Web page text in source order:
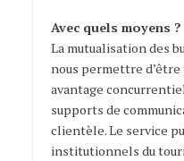
Avec quels moyens ?
La mutualisation des
nous permettre
avantage
supports de
clientèle. Le service
institutionnels du